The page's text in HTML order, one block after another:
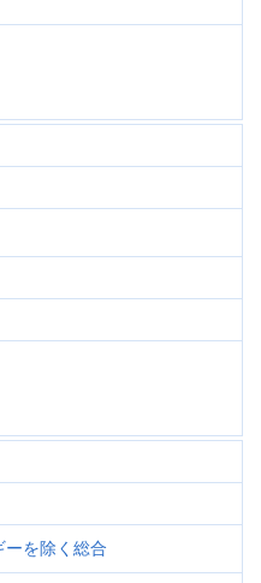
を除く総合